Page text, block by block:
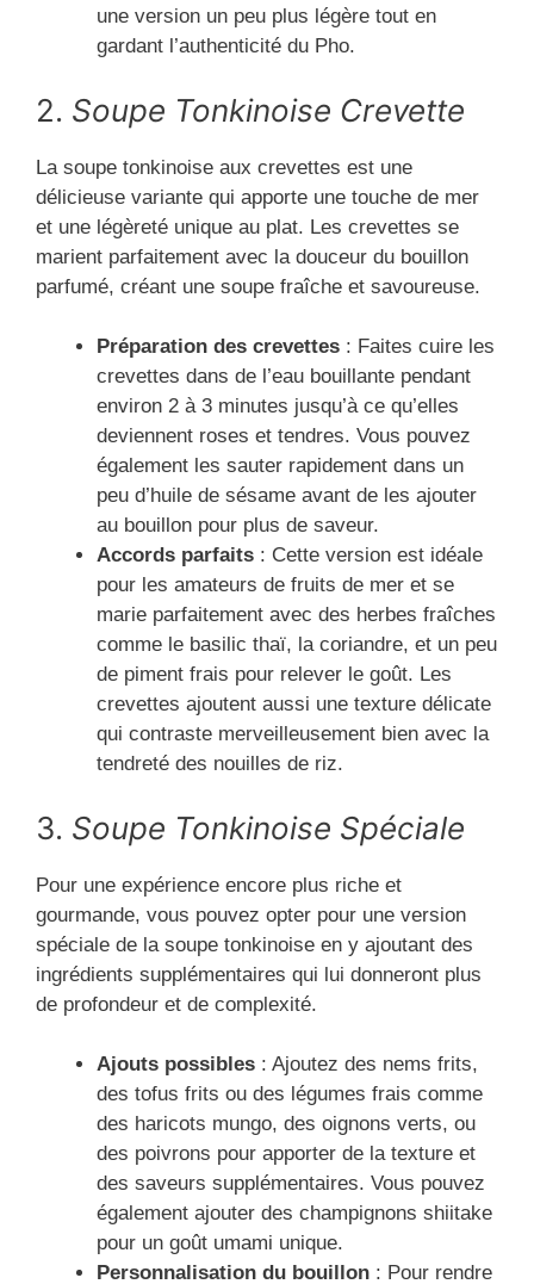
une version un peu plus légère tout en
gardant l’authenticité du Pho.
2. Soupe Tonkinoise Crevette
La soupe tonkinoise aux crevettes est une
délicieuse variante qui apporte une touche de mer
et une légèreté unique au plat. Les crevettes se
marient parfaitement avec la douceur du bouillon
parfumé, créant une soupe fraîche et savoureuse.
Préparation des crevettes : Faites cuire les
crevettes dans de l’eau bouillante pendant
environ 2 à 3 minutes jusqu’à ce qu’elles
deviennent roses et tendres. Vous pouvez
également les sauter rapidement dans un
peu d’huile de sésame avant de les ajouter
au bouillon pour plus de saveur.
Accords parfaits : Cette version est idéale
pour les amateurs de fruits de mer et se
marie parfaitement avec des herbes fraîches
comme le basilic thaï, la coriandre, et un peu
de piment frais pour relever le goût. Les
crevettes ajoutent aussi une texture délicate
qui contraste merveilleusement bien avec la
tendreté des nouilles de riz.
3. Soupe Tonkinoise Spéciale
Pour une expérience encore plus riche et
gourmande, vous pouvez opter pour une version
spéciale de la soupe tonkinoise en y ajoutant des
ingrédients supplémentaires qui lui donneront plus
de profondeur et de complexité.
Ajouts possibles : Ajoutez des nems frits,
des tofus frits ou des légumes frais comme
des haricots mungo, des oignons verts, ou
des poivrons pour apporter de la texture et
des saveurs supplémentaires. Vous pouvez
également ajouter des champignons shiitake
pour un goût umami unique.
Personnalisation du bouillon : Pour rendre